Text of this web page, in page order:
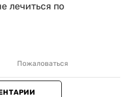
лечиться по
Пожаловаться